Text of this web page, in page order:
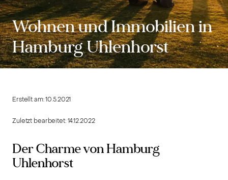
Wohnen und Immobilien in
Hamburg Uhlenhorst
Erstellt am:10.5.2021
Zuletzt bearbeitet:14.12.2022
Der Charme von Hamburg
Uhlenhorst